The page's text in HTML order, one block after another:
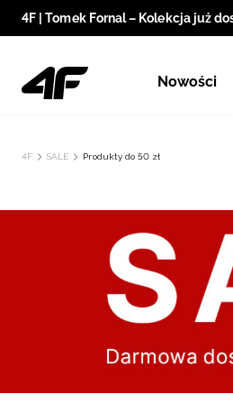
4F | Tomek Fornal – Kolekcja już
Nowości
4F SALE Produkty do 50 zł